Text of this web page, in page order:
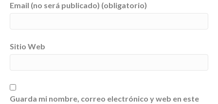
Email (no será publicado) (obligatorio)
Sitio Web
Guarda mi nombre, correo electrónico y web en este